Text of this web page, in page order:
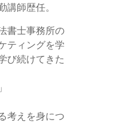
師歴任。
書士事務所の
ティングを学
び続けてきた
考えを身につ